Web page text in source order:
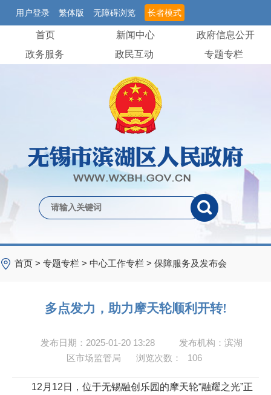
用户登录 繁体版 无障碍浏览 长者模式
首页 新闻中心
政府信息公开
政务服务
政民互动 专题专栏
首页 > 专题专栏 > 中心工作专栏 > 保障服务及发布会
多点发力，助力摩天轮顺利开转!
发布日期：2025-01-20 13:28
发布机构：滨湖
区市场监管局
浏览次数： 106
12月12日，位于无锡融创乐园的摩天轮“融耀之光”正